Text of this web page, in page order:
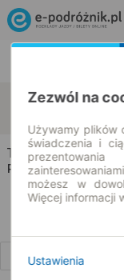
Trzebiatów
Trzebiatów →
Rozkład jazdy i bilety
Zezwól na
Używamy plików
świadczenia i
możesz w
Więcej informacji
Ustawienia